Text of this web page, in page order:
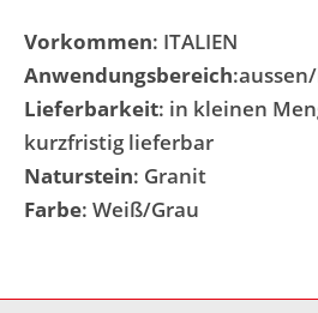
Vorkommen: ITALIEN
Anwendungsbereich
Lieferbarkeit: in kleinen
kurzfristig lieferbar
Naturstein: Granit
Farbe: Weiß/Grau